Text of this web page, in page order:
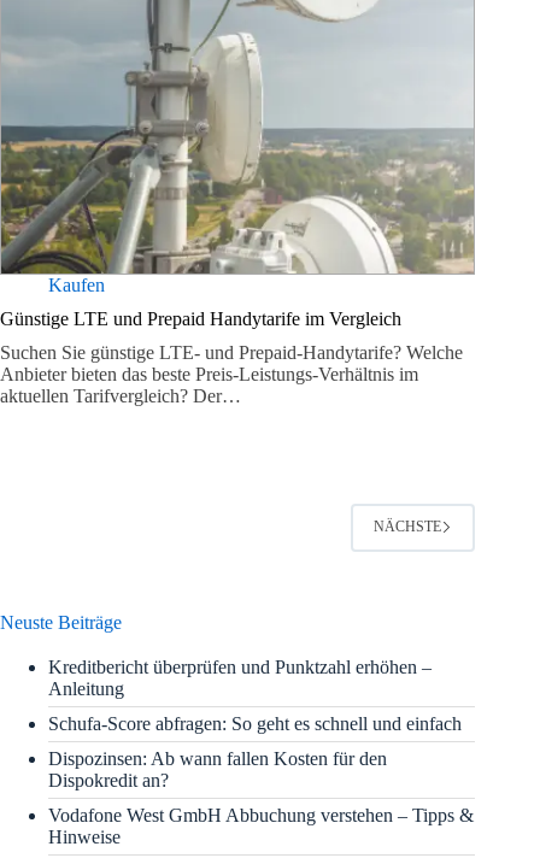
Kaufen
Günstige LTE und Prepaid Handytarife im Vergleich
Suchen Sie günstige LTE- und Prepaid-Handytarife? Welche
Anbieter bieten das beste Preis-Leistungs-Verhältnis im
aktuellen Tarifvergleich? Der…
NÄCHSTE
Neuste Beiträge
Kreditbericht überprüfen und Punktzahl erhöhen –
Anleitung
Schufa-Score abfragen: So geht es schnell und einfach
Dispozinsen: Ab wann fallen Kosten für den
Dispokredit an?
Vodafone West GmbH Abbuchung verstehen – Tipps &
Hinweise